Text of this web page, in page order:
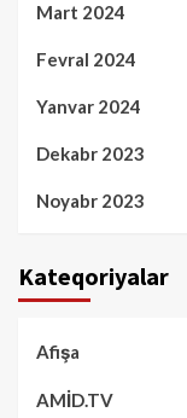
Mart 2024
Fevral 2024
Yanvar 2024
Dekabr 2023
Noyabr 2023
Kateqoriyalar
Afişa
AMİD.TV